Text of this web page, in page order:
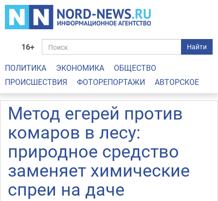
16+ Найти
ПОЛИТИКА ЭКОНОМИКА
ОБЩЕСТВО
ПРОИСШЕСТВИЯ
ФОТОРЕПОРТАЖИ АВТОРСКОЕ
Метод егерей против
комаров в лесу:
природное средство
заменяет химические
спреи на даче